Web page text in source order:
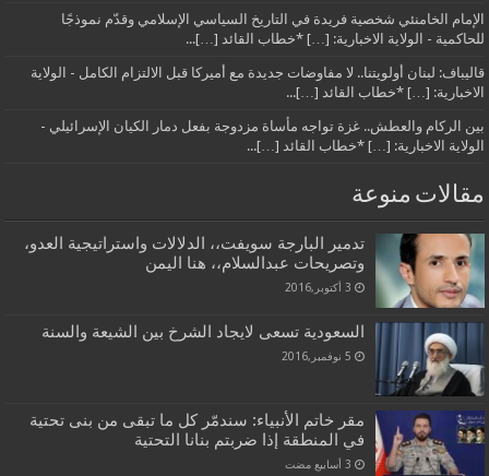
الإمام الخامنئي شخصية فريدة في التاريخ السياسي الإسلامي وقدّم نموذجًا
للحاكمية - الولاية الاخبارية: […] *خطاب القائد […]...
قاليباف: لبنان أولويتنا.. لا مفاوضات جديدة مع أميركا قبل الالتزام الكامل - الولاية
الاخبارية: […] *خطاب القائد […]...
بين الركام والعطش.. غزة تواجه مأساة مزدوجة بفعل دمار الكيان الإسرائيلي -
الولاية الاخبارية: […] *خطاب القائد […]...
مقالات منوعة
تدمير البارجة سويفت،، الدلالات واستراتيجية العدو،
وتصريحات عبدالسلام،، هنا اليمن
3 أكتوبر,2016
السعودية تسعى لايجاد الشرخ بين الشيعة والسنة
5 نوفمبر,2016
مقر خاتم الأنبياء: سندمّر كل ما تبقى من بنى تحتية
في المنطقة إذا ضربتم بنانا التحتية